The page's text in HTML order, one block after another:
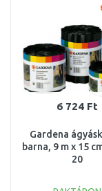
6 724 Ft
Gardena
barna, 9 m x 15
20